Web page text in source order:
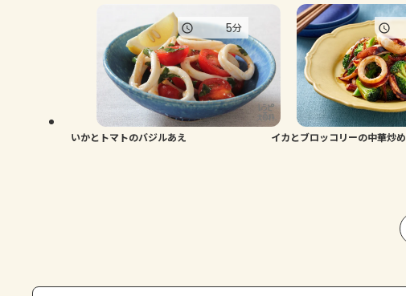
いかとトマトのバジルあえ
5分
イカとブロッコリーの中華炒め